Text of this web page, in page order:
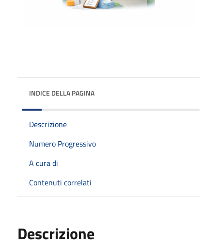
INDICE DELLA PAGINA
Descrizione
Numero Progressivo
A cura di
Contenuti correlati
Descrizione